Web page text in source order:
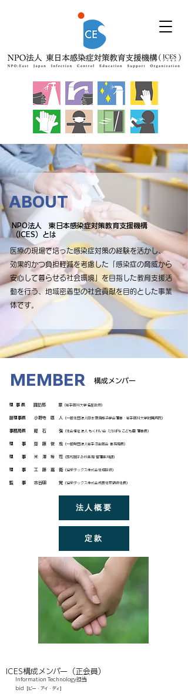
ABOUT
NPO法人 東日本感染症対策教育支援機構
（ICES）とは
医療の現場で培った感染症対策の経験を活かし、
効果的かつ負担軽減を考慮した「感染症の脅威から
安心して暮らせる社会環境」を目指した教育支援活
動を行う、地域密着型の社会貢献を目的とした事業
体です。
MEMBER 構成メンバー
理 事 長 諏訪部 章 （岩手医科大学名誉教授）
副理事長 小野寺 直 人 （一般社団法人日本環境感染学会理事・岩手医科大学附属病院）
事務局長 軽 石 強 （社会福祉法人 もくれい会 たちばなこども園 理事長）
理 事 齋 藤 俊 哉 （一般財団法人岩手済生医会 事務局長）
理 事 米 澤 裕 司 （西和賀すみれ薬局 管理薬剤師）
理 事 工 藤 嘉 衛（協栄テックス株式会社相談役）
監 事 古谷田 覚 （協栄テックス株式会代表社取締役社長）
法人概要
定款
ICES構成メンバー（正会員）
Information Technology担当
bid
［ビー・アイ・ディ］